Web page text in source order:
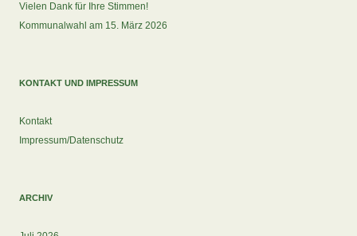
Vielen Dank für Ihre Stimmen!
Kommunalwahl am 15. März 2026
KONTAKT UND IMPRESSUM
Kontakt
Impressum/Datenschutz
ARCHIV